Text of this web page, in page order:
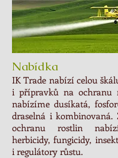
Nabídka
IK Trade nabízí celou
i přípravků na ochranu
nabízíme dusíkatá,
draselná i
ochranu rostlin
herbicidy, fungicidy,
i regulátory růstu.